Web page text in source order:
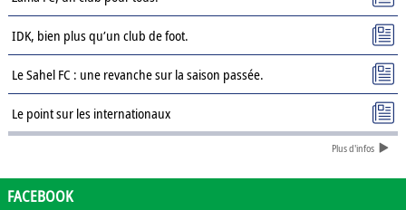
IDK, bien plus qu’un club de foot.
Le Sahel FC : une revanche sur la saison passée.
Le point sur les internationaux
Présentation des clubs de D3 : ASPC Tenkodogo
Plus d'infos
FACEBOOK